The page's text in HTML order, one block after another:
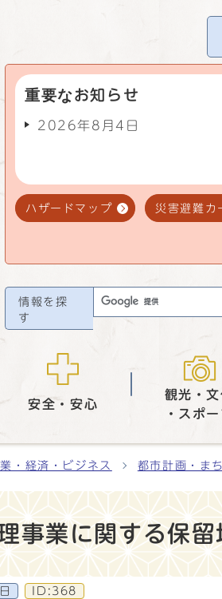
重要なお知らせ
2026年8月4日
ハザードマップ 災害避難カ
情報を探
す
安全・安心
観光・文
・スポー
・経済・ビジネス 都市計画・ま
事業に関する保
ID:368